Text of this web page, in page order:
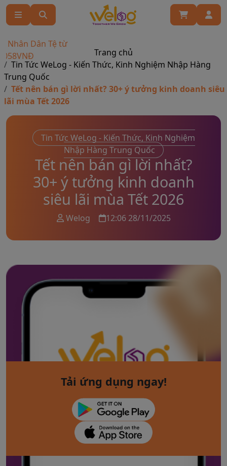
Dân Tệ từ
Trang chủ
Tin Tức WeLog - Kiến Thức, Kinh Nghiệm Nhập Hàng
Trung Quốc
Tết nên bán gì lời nhất? 30+ ý tưởng kinh doanh siêu
lãi mùa Tết 2026
Tin Tức WeLog - Kiến Thức, Kinh Nghiệm
Nhập Hàng Trung Quốc
Tết nên bán gì lời nhất?
30+ ý tưởng kinh doanh
siêu lãi mùa Tết 2026
Welog 12:06 28/11/2025
Tải ứng dụng ngay!